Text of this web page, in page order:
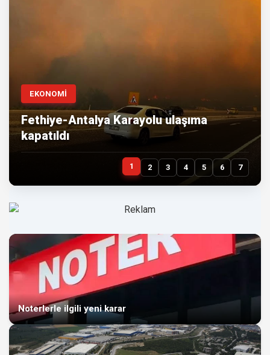
EKONOMİ
Fethiye-Antalya Karayolu ulaşıma
kapatıldı
1 2 3 4 5 6 7
Noterlerle ilgili yeni karar